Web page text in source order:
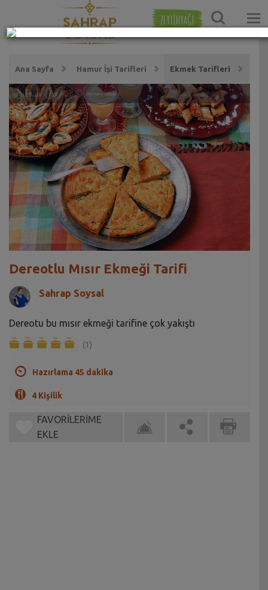
ZEYTİNYAĞI
Ana Sayfa Hamur İşi Tarifleri Ekmek Tarifleri
Dereotlu Mısır Ekmeği Tarifi
Sahrap Soysal
Dereotu bu mısır ekmeği tarifine çok yakıştı
(1)
Hazırlama 45 dakika
4 Kişilik
FAVORİLERİME
EKLE